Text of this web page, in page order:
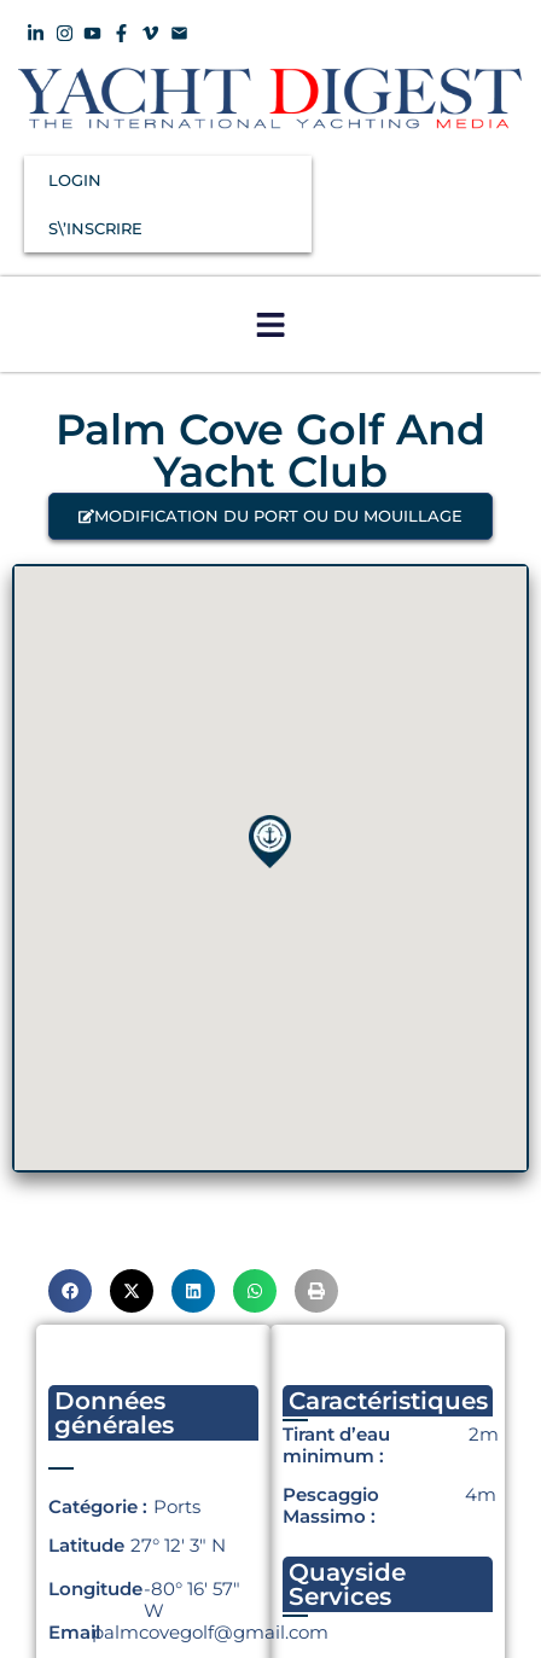
LOGIN
S\’INSCRIRE
Palm Cove Golf And
Yacht Club
MODIFICATION DU PORT OU DU MOUILLAGE
Données
générales
Catégorie : Ports
Latitude
27° 12′ 3″ N
Longitude-80° 16′ 57″
W
Emailpalmcovegolf@gmail.com
Caractéristiques
Tirant d’eau
minimum :
2m
Pescaggio
Massimo :
4m
Quayside
Services